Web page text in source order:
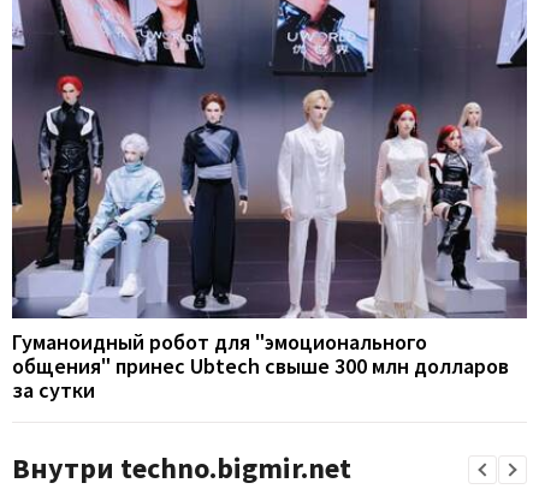
Гуманоидный робот для "эмоционального
общения" принес Ubtech свыше 300 млн долларов
за сутки
Внутри techno.bigmir.net